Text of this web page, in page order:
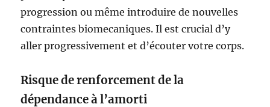
progression ou même introduire de nouvelles
contraintes biomecaniques. Il est crucial d’y
aller progressivement et d’écouter votre corps.
Risque de renforcement de la
dépendance à l’amorti